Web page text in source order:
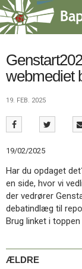
Spring
menu
over
gå
indholdVend
forsiden
Forside
3.0:
Kalender
4.0:
Inspiration
5.0:
6.0:
Mission
7.0:
Om
BaptistKirken
9.0:
Forside
10.0:
Nyheder
webmediet
19. FEB. 2025
19/02/2025
Har du opdaget
en side, hvor vi
der vedrører
debatindlæg til
Brug linket i
ÆLDRE